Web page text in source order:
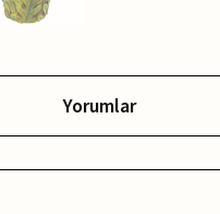
Yorumlar